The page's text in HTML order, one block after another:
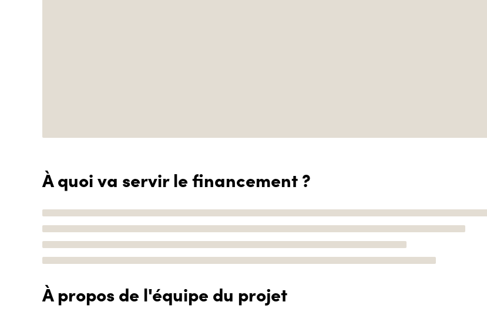
À quoi va servir le financement ?
À propos de l'équipe du projet